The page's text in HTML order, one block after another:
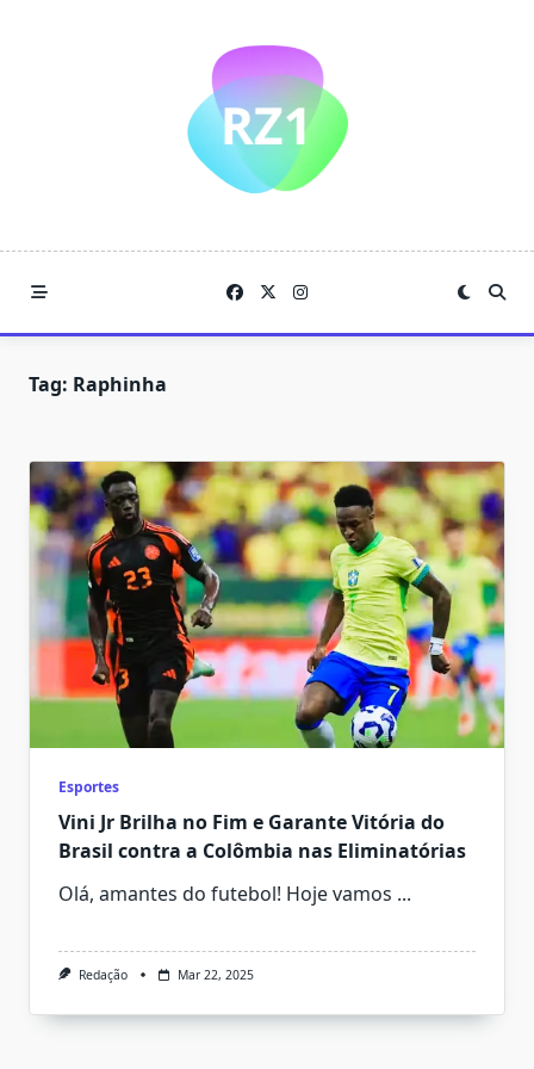
Tag: Raphinha
Esportes
Vini Jr Brilha no Fim e Garante Vitória do
Brasil contra a Colômbia nas Eliminatórias
Olá, amantes do futebol! Hoje vamos ...
Redação Mar 22, 2025